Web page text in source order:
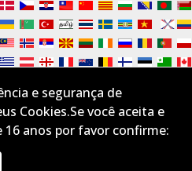
e segurança de
Cookies.Se você aceita e
16 anos por favor confirme: